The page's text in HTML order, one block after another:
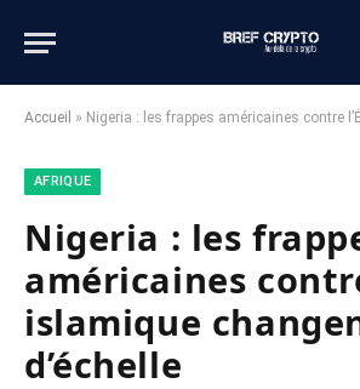
Accueil » Nigeria : les frappes américaines contre l’État
AFRIQUE
Nigeria : les
américaines
islamique
d’échelle